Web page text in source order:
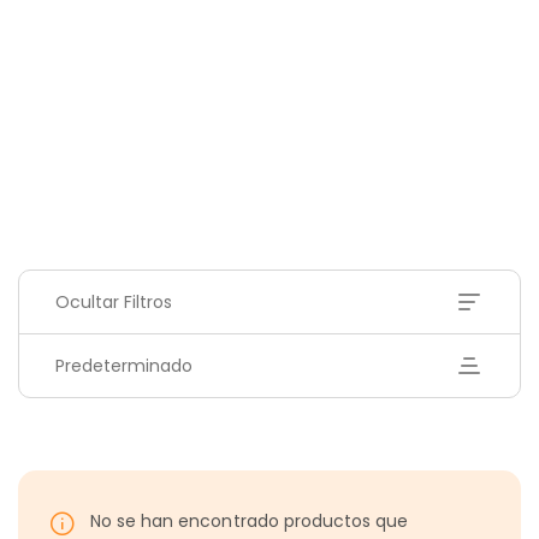
Ocultar Filtros
Predeterminado
No se han encontrado productos que